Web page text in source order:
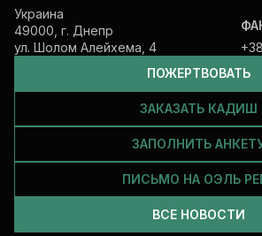
ПОЖЕРТВОВАТЬ
ЗАКАЗАТЬ КАДИШ
ЗАПОЛНИТЬ
ПИСЬМО НА ОЭЛЬ
ВСЕ НОВОСТИ
Украина
49000, г. Днепр
ул. Шолом Алейхема, 4